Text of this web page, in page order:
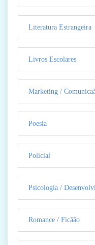
Literatura Estrangeira
Livros Escolares
Marketing /
Poesia
Policial
Psicologia /
Romance / Ficãão